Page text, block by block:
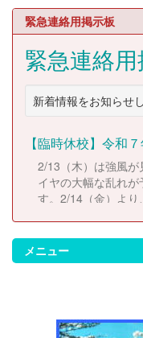
緊急連絡用掲示板
緊急連絡
新着情報をお知らせ
【臨時休校】令和
2/13（木）は強風
イヤの大幅な乱れ
す。2/14（金）よ
2/18（火）考査４日目
メニュー